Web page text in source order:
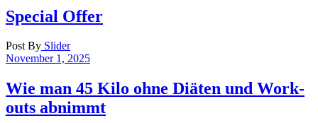
Special Offer
Post By Slider
November 1, 2025
Wie man 45 Kilo ohne Diäten und Work-
outs abnimmt